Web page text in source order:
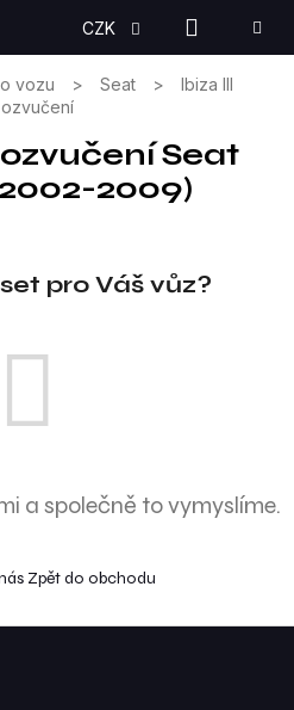
CZK
KOŠÍK
vozu Seat
Ibiza III
Seat
2009)
pro Váš vůz?
a společně to vymyslíme.
Zpět do obchodu